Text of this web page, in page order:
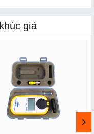
giá